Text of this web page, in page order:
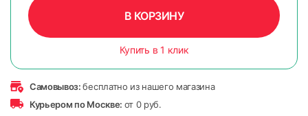
В КОРЗИНУ
Купить в 1 клик
Самовывоз:бесплатно из нашего магазина
Курьером по Москве: от 0 руб.